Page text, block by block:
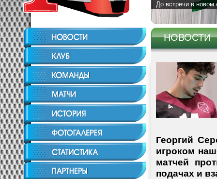
До встречи в новом
НОВОСТИ
Георгий
игроком
матчей
подачах и